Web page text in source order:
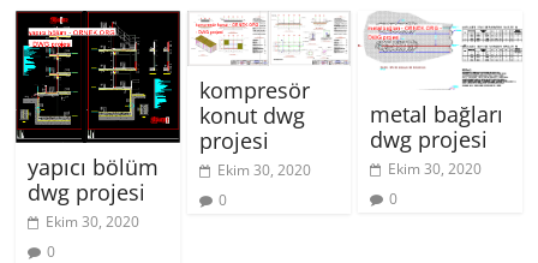
yapıcı bölüm
dwg projesi
Ekim 30, 2020
0
kompresör
konut dwg
projesi
Ekim 30, 2020
0
metal bağları
dwg projesi
Ekim 30, 2020
0